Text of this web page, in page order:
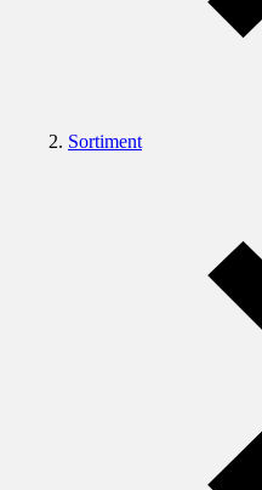
Sortiment